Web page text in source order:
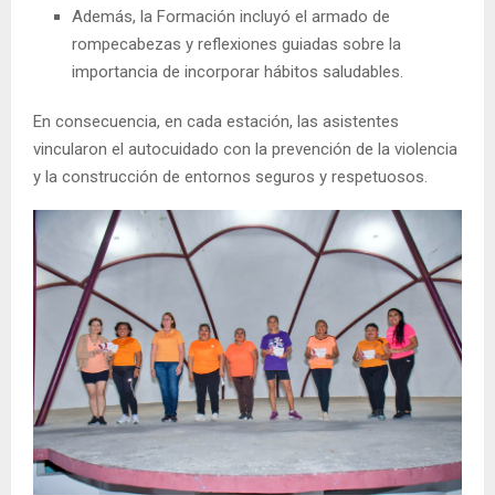
Además, la Formación incluyó el armado de
rompecabezas y reflexiones guiadas sobre la
importancia de incorporar hábitos saludables.
En consecuencia, en cada estación, las asistentes
vincularon el autocuidado con la prevención de la violencia
y la construcción de entornos seguros y respetuosos.